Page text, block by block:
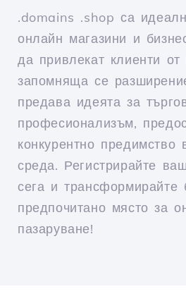
.domains .shop са
онлайн магазини и
да привлекат клиенти от
запомняща се
предава идеята за
професионализъм,
конкурентно предимство
среда. Регистрирайте
сега и трансформирайте
предпочитано място за
пазаруване!